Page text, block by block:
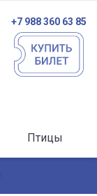
+7 988 360 63 85
Птицы